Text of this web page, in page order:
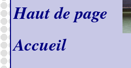
Haut de page
Accueil